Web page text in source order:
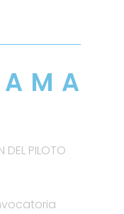
DEL PILOTO